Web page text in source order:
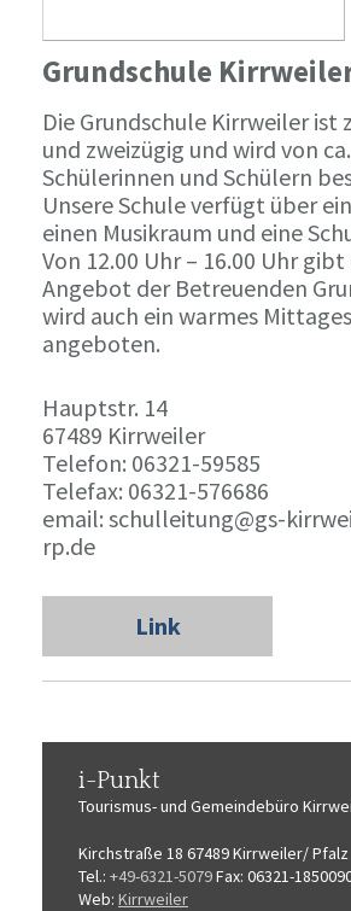
Grundschule
Die Grundschule Kirrweiler ist
und zweizügig und wird von
Schülerinnen und Schülern
Unsere Schule verfügt über
einen Musikraum und eine
Von 12.00 Uhr – 16.00 Uhr gibt
Angebot der Betreuenden
wird auch ein warmes
angeboten.
Hauptstr. 14
67489 Kirrweiler
Telefon: 06321-59585
Telefax: 06321-576686
email: schulleitung@gs-
rp.de
Link
i-Punkt
Tourismus-und Gemeindebüro
Kirchstraße 18 67489 Kirrweiler/ Pfalz
Tel.: +49-6321-5079Fax: 06321-
Web: Kirrweiler